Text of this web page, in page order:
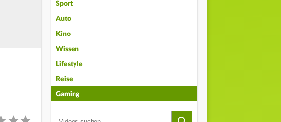
Sport
Auto
Kino
Wissen
Lifestyle
Reise
Gaming